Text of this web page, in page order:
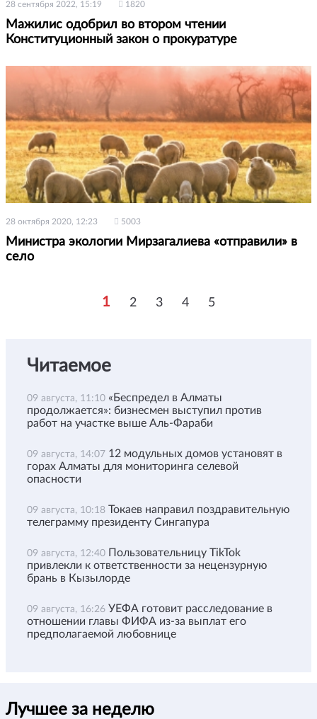
28 сентября 2022, 15:19 1820
Мажилис одобрил во втором чтении
Конституционный закон о прокуратуре
28 октября 2020, 12:23 5003
Министра экологии Мирзагалиева «отправили» в
село
1 2 3 4 5
Читаемое
09 августа, 11:10 «Беспредел в Алматы
продолжается»: бизнесмен выступил против
работ на участке выше Аль-Фараби
09 августа, 14:07 12 модульных домов установят в
горах Алматы для мониторинга селевой
опасности
09 августа, 10:18 Токаев направил поздравительную
телеграмму президенту Сингапура
09 августа, 12:40 Пользовательницу TikTok
привлекли к ответственности за нецензурную
брань в Кызылорде
09 августа, 16:26 УЕФА готовит расследование в
отношении главы ФИФА из-за выплат его
предполагаемой любовнице
Лучшее за неделю